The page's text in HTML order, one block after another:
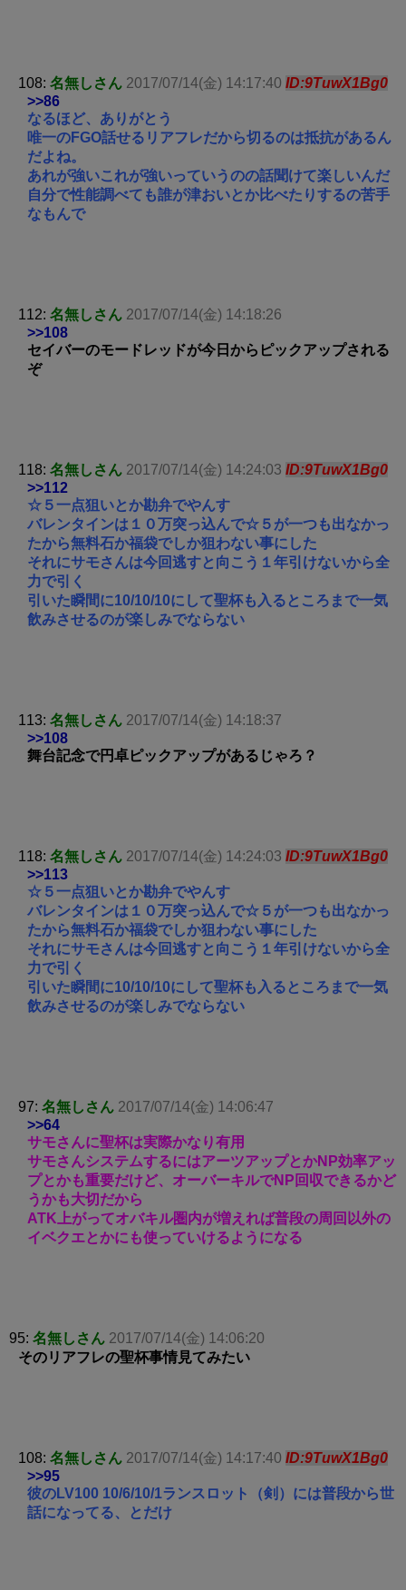
108: 名無しさん 2017/07/14(金) 14:17:40 ID:9TuwX1Bg0
>>86
なるほど、ありがとう
唯一のFGO話せるリアフレだから切るのは抵抗があるん
だよね。
あれが強いこれが強いっていうのの話聞けて楽しいんだ
自分で性能調べても誰が津おいとか比べたりするの苦手
なもんで
112: 名無しさん 2017/07/14(金) 14:18:26
>>108
セイバーのモードレッドが今日からピックアップされる
ぞ
118: 名無しさん 2017/07/14(金) 14:24:03 ID:9TuwX1Bg0
>>112
☆５一点狙いとか勘弁でやんす
バレンタインは１０万突っ込んで☆５が一つも出なかっ
たから無料石か福袋でしか狙わない事にした
それにサモさんは今回逃すと向こう１年引けないから全
力で引く
引いた瞬間に10/10/10にして聖杯も入るところまで一気
飲みさせるのが楽しみでならない
113: 名無しさん 2017/07/14(金) 14:18:37
>>108
舞台記念で円卓ピックアップがあるじゃろ？
118: 名無しさん 2017/07/14(金) 14:24:03 ID:9TuwX1Bg0
>>113
☆５一点狙いとか勘弁でやんす
バレンタインは１０万突っ込んで☆５が一つも出なかっ
たから無料石か福袋でしか狙わない事にした
それにサモさんは今回逃すと向こう１年引けないから全
力で引く
引いた瞬間に10/10/10にして聖杯も入るところまで一気
飲みさせるのが楽しみでならない
97: 名無しさん 2017/07/14(金) 14:06:47
>>64
サモさんに聖杯は実際かなり有用
サモさんシステムするにはアーツアップとかNP効率アッ
プとかも重要だけど、オーバーキルでNP回収できるかど
うかも大切だから
ATK上がってオバキル圏内が増えれば普段の周回以外の
イベクエとかにも使っていけるようになる
95: 名無しさん 2017/07/14(金) 14:06:20
そのリアフレの聖杯事情見てみたい
108: 名無しさん 2017/07/14(金) 14:17:40 ID:9TuwX1Bg0
>>95
彼のLV100 10/6/10/1ランスロット（剣）には普段から世
話になってる、とだけ